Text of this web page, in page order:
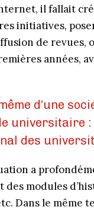
il fallait
initiatives,
de revues,
années,
d’une
universitaire
des
a
modules
Dans le même